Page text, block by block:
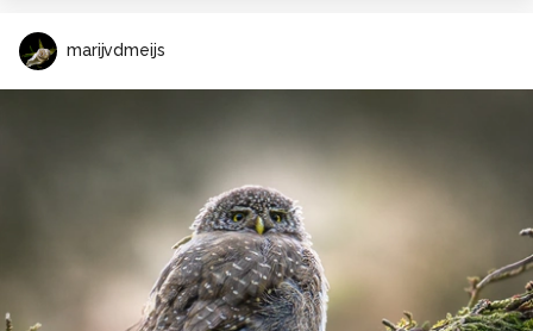
marijvdmeijs